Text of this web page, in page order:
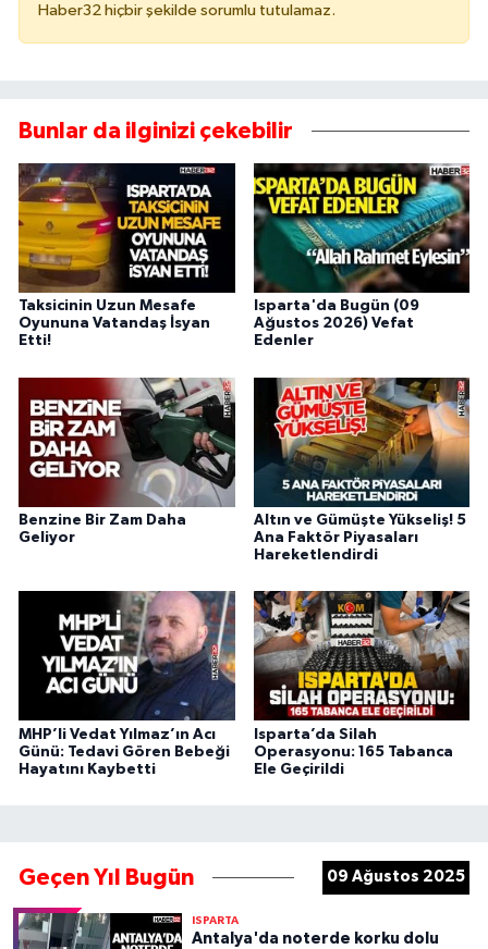
Haber32 hiçbir şekilde sorumlu tutulamaz.
Bunlar da ilginizi çekebilir
Taksicinin Uzun Mesafe
Oyununa Vatandaş İsyan
Etti!
Isparta'da Bugün (09
Ağustos 2026) Vefat
Edenler
Benzine Bir Zam Daha
Geliyor
Altın ve Gümüşte Yükseliş! 5
Ana Faktör Piyasaları
Hareketlendirdi
MHP’li Vedat Yılmaz’ın Acı
Günü: Tedavi Gören Bebeği
Hayatını Kaybetti
Isparta’da Silah
Operasyonu: 165 Tabanca
Ele Geçirildi
Geçen Yıl Bugün 09 Ağustos 2025
ISPARTA
Antalya'da noterde korku dolu